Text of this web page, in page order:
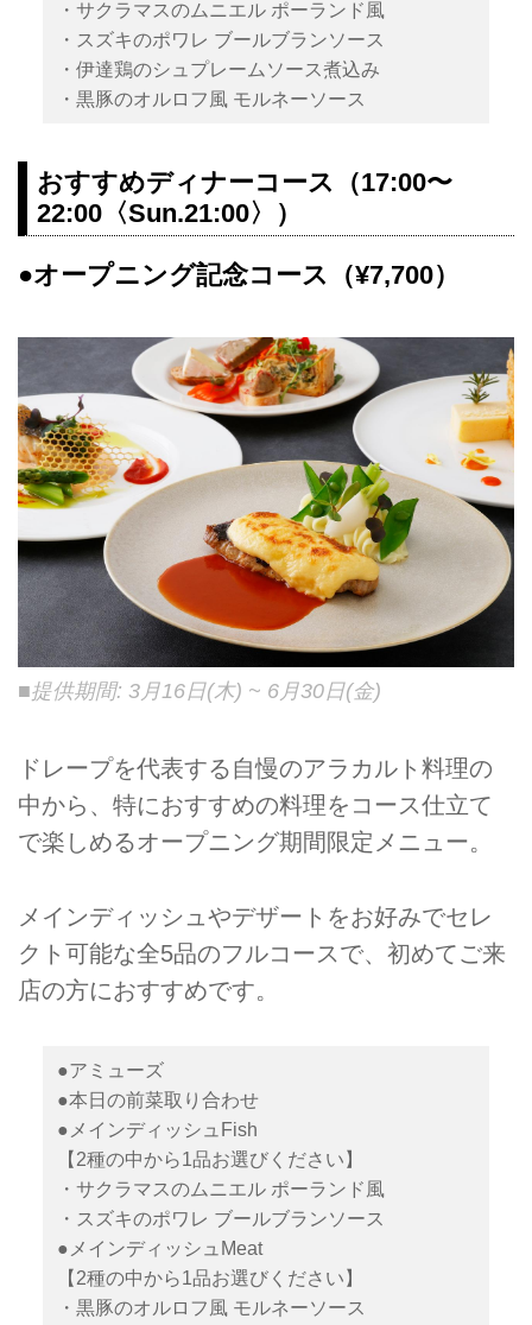
・サクラマスのムニエル ポーランド風
・スズキのポワレ ブールブランソース
・伊達鶏のシュプレームソース煮込み
・黒豚のオルロフ風 モルネーソース
おすすめディナーコース（17:00〜
22:00〈Sun.21:00〉）
●オープニング記念コース（¥7,700）
■提供期間: 3月16日(木) ~ 6月30日(金)
ドレープを代表する自慢のアラカルト料理の
中から、特におすすめの料理をコース仕立て
で楽しめるオープニング期間限定メニュー。
メインディッシュやデザートをお好みでセレ
クト可能な全5品のフルコースで、初めてご来
店の方におすすめです。
●アミューズ
●本日の前菜取り合わせ
●メインディッシュFish
【2種の中から1品お選びください】
・サクラマスのムニエル ポーランド風
・スズキのポワレ ブールブランソース
●メインディッシュMeat
【2種の中から1品お選びください】
・黒豚のオルロフ風 モルネーソース